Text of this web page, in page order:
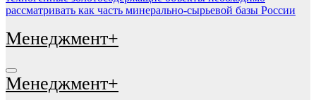
рассматривать как часть минерально-сырьевой базы России
Менеджмент+
Менеджмент+